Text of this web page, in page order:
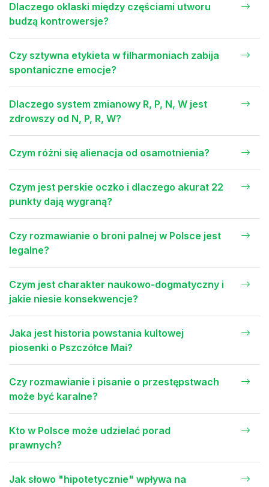
Dlaczego oklaski między częściami utworu
budzą kontrowersje?
Czy sztywna etykieta w filharmoniach zabija
spontaniczne emocje?
Dlaczego system zmianowy R, P, N, W jest
zdrowszy od N, P, R, W?
Czym różni się alienacja od osamotnienia?
Czym jest perskie oczko i dlaczego akurat 22
punkty dają wygraną?
Czy rozmawianie o broni palnej w Polsce jest
legalne?
Czym jest charakter naukowo-dogmatyczny i
jakie niesie konsekwencje?
Jaka jest historia powstania kultowej
piosenki o Pszczółce Mai?
Czy rozmawianie i pisanie o przestępstwach
może być karalne?
Kto w Polsce może udzielać porad
prawnych?
Jak słowo "hipotetycznie" wpływa na